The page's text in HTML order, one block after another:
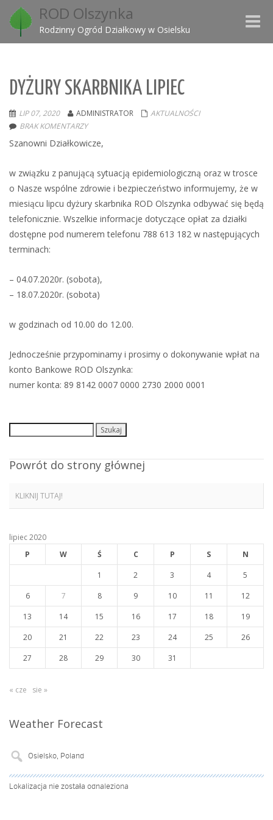
ROD Olszynka
Rodzinny Ogród Działkowy w Osielsku
Toggle
DYŻURY SKARBNIKA LIPIEC
LIP 07, 2020 ADMINISTRATOR
AKTUALNOŚCI
BRAK KOMENTARZY
Szanowni Działkowicze,
w związku z panującą sytuacją epidemiologiczną oraz w trosce
o Nasze wspólne zdrowie i bezpieczeństwo informujemy, że w
miesiącu lipcu dyżury skarbnika ROD Olszynka odbywać się będą
telefonicznie. Wszelkie informacje dotyczące opłat za działki
dostępne pod numerem telefonu 788 613 182 w następujących
terminach:
– 04.07.2020r. (sobota),
– 18.07.2020r. (sobota)
w godzinach od 10.00 do 12.00.
Jednocześnie przypominamy i prosimy o dokonywanie wpłat na
konto Bankowe ROD Olszynka:
numer konta: 89 8142 0007 0000 2730 2000 0001
Powrót do strony głównej
KLIKNIJ TUTAJ!
lipiec 2020
P
W Ś C P S
N
1
2 3 4
5
6
7 8 9 10 11
12
13
14 15 16 17 18
19
20
21 22 23 24 25
26
27
28 29 30 31
« cze sie »
Weather Forecast
Lokalizacja nie została odnaleziona